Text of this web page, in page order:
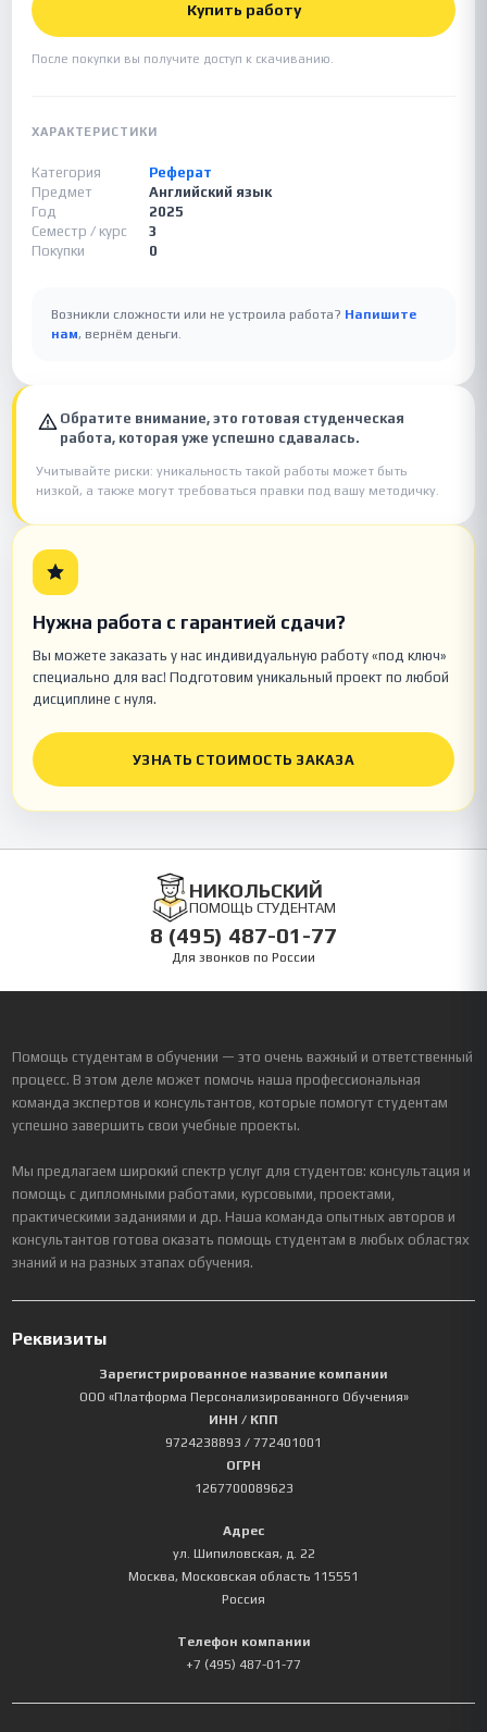
Купить работу
После покупки вы получите доступ к скачиванию.
ХАРАКТЕРИСТИКИ
Категория
Реферат
Предмет
Английский язык
Год
2025
Семестр / курс
3
Покупки
0
Возникли сложности или не устроила работа? Напишите
нам, вернём деньги.
Обратите внимание, это готовая студенческая
работа, которая уже успешно сдавалась.
Учитывайте риски: уникальность такой работы может быть
низкой, а также могут требоваться правки под вашу методичку.
Нужна работа с гарантией сдачи?
Вы можете заказать у нас индивидуальную работу «под ключ»
специально для вас! Подготовим уникальный проект по любой
дисциплине с нуля.
УЗНАТЬ СТОИМОСТЬ ЗАКАЗА
НИКОЛЬСКИЙ
ПОМОЩЬ СТУДЕНТАМ
8 (495) 487-01-77
Для звонков по России
Помощь студентам в обучении — это очень важный и ответственный
процесс. В этом деле может помочь наша профессиональная
команда экспертов и консультантов, которые помогут студентам
успешно завершить свои учебные проекты.
Мы предлагаем широкий спектр услуг для студентов: консультация и
помощь с дипломными работами, курсовыми, проектами,
практическими заданиями и др. Наша команда опытных авторов и
консультантов готова оказать помощь студентам в любых областях
знаний и на разных этапах обучения.
Реквизиты
Зарегистрированное название компании
ООО «Платформа Персонализированного Обучения»
ИНН / КПП
9724238893 / 772401001
ОГРН
1267700089623
Адрес
ул. Шипиловская, д. 22
Москва, Московская область 115551
Россия
Телефон компании
+7 (495) 487-01-77